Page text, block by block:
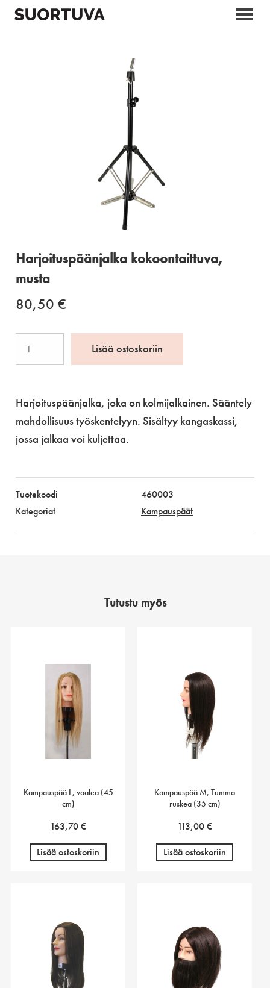
Harjoituspäänjalka kokoontaittuva,
musta
80,50 €
määrä
Lisää ostoskoriin
Harjoituspäänjalka, joka on kolmijalkainen. Sääntely
mahdollisuus työskentelyyn. Sisältyy kangaskassi,
jossa jalkaa voi kuljettaa.
Tuotekoodi
460003
Kategoriat
Kampauspäät
Tutustu myös
Kampauspää L, vaalea (45
cm)
163,70€
Lisää ostoskoriin
Kampauspää M, Tumma
ruskea (35 cm)
113,00€
Lisää ostoskoriin